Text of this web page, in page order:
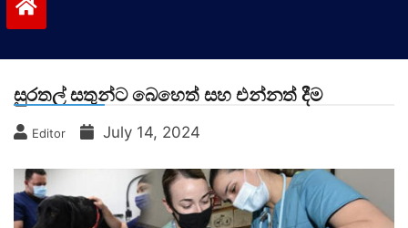
සුරතල් සතුන්ට බෙහෙත් සහ එන්නත් දීම
Editor July 14, 2024